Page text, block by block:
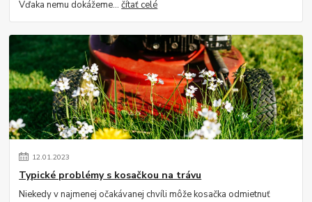
Vďaka nemu dokážeme...čítať celé
12.01.2023
Typické problémy s kosačkou na trávu
Niekedy v najmenej očakávanej chvíli môže kosačka odmietnuť